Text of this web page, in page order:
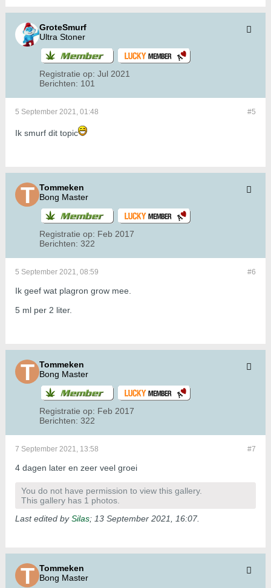
GroteSmurf
Ultra Stoner
Registratie op: Jul 2021
Berichten: 101
#5
5 September 2021, 01:48
Ik smurf dit topic
Tommeken
Bong Master
Registratie op: Feb 2017
Berichten: 322
#6
5 September 2021, 08:59
Ik geef wat plagron grow mee.
5 ml per 2 liter.
Tommeken
Bong Master
Registratie op: Feb 2017
Berichten: 322
#7
7 September 2021, 13:58
4 dagen later en zeer veel groei
You do not have permission to view this gallery.
This gallery has 1 photos.
Last edited bySilas; 13 September 2021, 16:07.
Tommeken
Bong Master